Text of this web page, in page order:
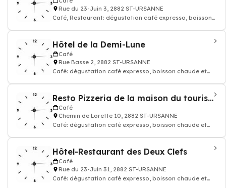
Rue du 23-Juin 3, 2882 ST-URSANNE
Café, Restaurant: dégustation café expresso, boisson
Hôtel de la Demi-Lune
Café
Rue Basse 2, 2882 ST-URSANNE
Café: dégustation café expresso, boisson chaude et
Resto Pizzeria de la maison du tourisme
Café
Chemin de Lorette 10, 2882 ST-URSANNE
Café: dégustation café expresso, boisson chaude et
Hôtel-Restaurant des Deux Clefs
Café
Rue du 23-Juin 31, 2882 ST-URSANNE
Café: dégustation café expresso, boisson chaude et